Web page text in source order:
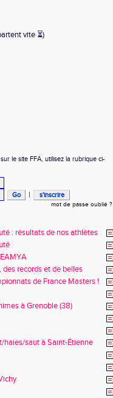
vite ⏳)
le site FFA, utilisez la rubrique ci-
|
mot de passe oublié ?
: résultats de nos athlètes
records et de belles
de France Masters !
à Grenoble (38)
haies/saut à Saint-Étienne